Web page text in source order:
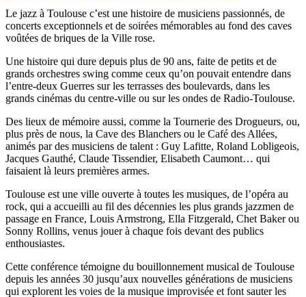
Le jazz à Toulouse c’est une histoire de musiciens passionnés, de
concerts exceptionnels et de soirées mémorables au fond des caves
voûtées de briques de la Ville rose.
Une histoire qui dure depuis plus de 90 ans, faite de petits et de
grands orchestres swing comme ceux qu’on pouvait entendre dans
l’entre-deux Guerres sur les terrasses des boulevards, dans les
grands cinémas du centre-ville ou sur les ondes de Radio-Toulouse.
Des lieux de mémoire aussi, comme la Tournerie des Drogueurs, ou,
plus près de nous, la Cave des Blanchers ou le Café des Allées,
animés par des musiciens de talent : Guy Lafitte, Roland Lobligeois,
Jacques Gauthé, Claude Tissendier, Elisabeth Caumont… qui
faisaient là leurs premières armes.
Toulouse est une ville ouverte à toutes les musiques, de l’opéra au
rock, qui a accueilli au fil des décennies les plus grands jazzmen de
passage en France, Louis Armstrong, Ella Fitzgerald, Chet Baker ou
Sonny Rollins, venus jouer à chaque fois devant des publics
enthousiastes.
Cette conférence témoigne du bouillonnement musical de Toulouse
depuis les années 30 jusqu’aux nouvelles générations de musiciens
qui explorent les voies de la musique improvisée et font sauter les